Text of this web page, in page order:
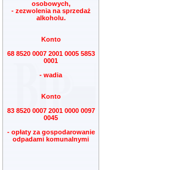
osobowych,
- zezwolenia na sprzedaż
alkoholu.
Konto
68 8520 0007 2001 0005 5853
0001
- wadia
Konto
83 8520 0007 2001 0000 0097
0045
- opłaty za gospodarowanie
odpadami komunalnymi